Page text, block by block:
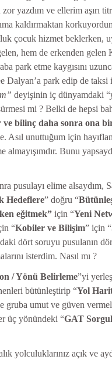
zor yazdım ve ellerim aşırı
kaldırmaktan
çocuk hizmet beklerken,
hem de erkenden
park etme kaygısını
Dalyan’a park edip de
deyişinin iç dünyamdaki “
mi ? Belki de hepsi
bilinç daha sonra ona
Asıl unuttuğum için
almayışımdır. Bunu
pusulayı elime alsaydım,
Hedeflere” doğru “
eğitmek” için “Yeni
“Kobiler ve Bilişim” için “
dört soruyu pusulanın
isterdim. Nasıl mı ?
/ Yönü Belirleme”yi
bütünleştirip “Yol
gruba umut ve güven
üç yönündeki “GAT
yolculuklarınız açık ve